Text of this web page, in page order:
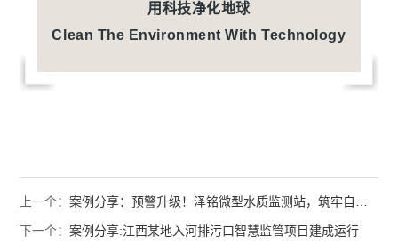
用科技净化地球
Clean The Environment With Technology
上一个：案例分享：预警升级！泽铭微型水质监测站，筑牢自来水安全“第一道防线”
下一个：案例分享:江西某地入河排污口智慧监管项目建成运行